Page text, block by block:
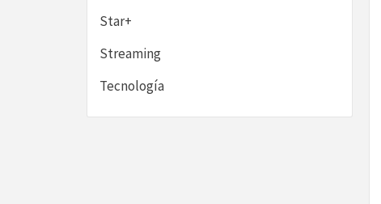
Star+
Streaming
Tecnología